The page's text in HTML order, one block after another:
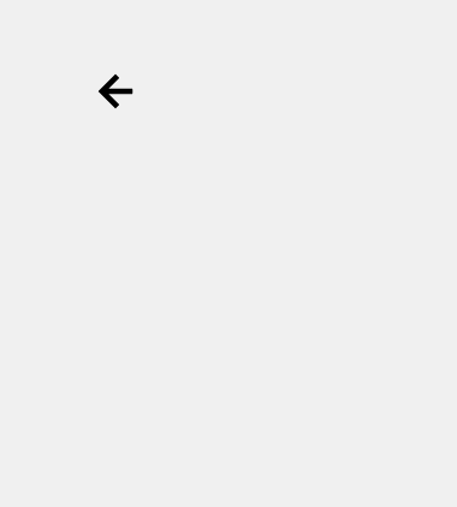
Ga terug